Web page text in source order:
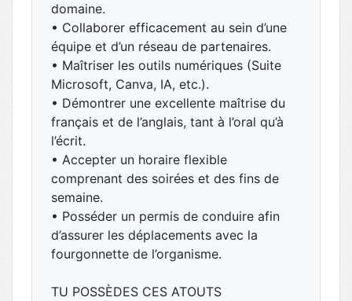
domaine.
• Collaborer efficacement au sein d’une
équipe et d’un réseau de partenaires.
• Maîtriser les outils numériques (Suite
Microsoft, Canva, IA, etc.).
• Démontrer une excellente maîtrise du
français et de l’anglais, tant à l’oral qu’à
l’écrit.
• Accepter un horaire flexible
comprenant des soirées et des fins de
semaine.
• Posséder un permis de conduire afin
d’assurer les déplacements avec la
fourgonnette de l’organisme.
TU POSSÈDES CES ATOUTS